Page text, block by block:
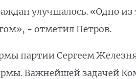
улучшалось. «Одно
- отметил Петров.
партии Сергеем
Важнейшей задачей